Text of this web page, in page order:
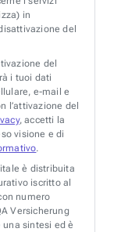
in
del
del
i tuoi dati
e-mail e
l’attivazione del
, accetti la
visione e di
.
è distribuita
iscritto al
numero
Versicherung
una sintesi ed è